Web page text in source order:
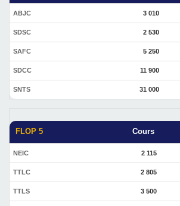
ABJC 3 010
SDSC 2 530
SAFC 5 250
SDCC 11 900
SNTS 31 000
FLOP 5 Cours
NEIC 2 115
TTLC 2 805
TTLS 3 500